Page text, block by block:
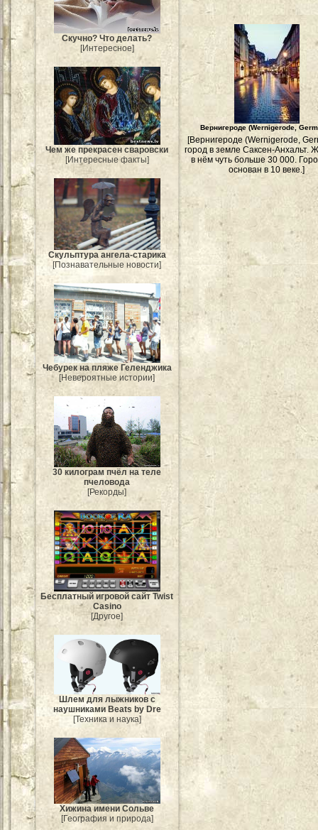
Скучно? Что делать?
[Интересное]
Чем же прекрасен сваровски
[Интересные факты]
Скульптура ангела-старика
[Познавательные новости]
Чебурек на пляже Геленджика
[Невероятные истории]
30 килограм пчёл на теле
пчеловода
[Рекорды]
Бесплатный игровой сайт Twist
Casino
[Другое]
Шлем для лыжников с
наушниками Beats by Dre
[Техника и наука]
Хижина имени Сольве
[География и природа]
Вернигероде (Wernigerode,
[Вернигероде (Wernigerode,
город в земле Саксен-Анхальт.
в нём чуть больше 30 000.
основан в 10 веке.]